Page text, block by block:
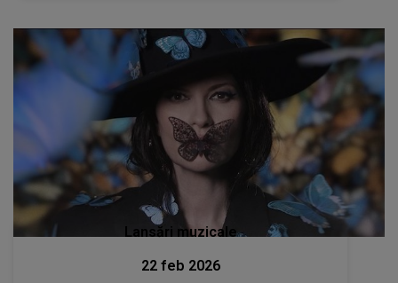
Lansări muzicale
22 feb 2026